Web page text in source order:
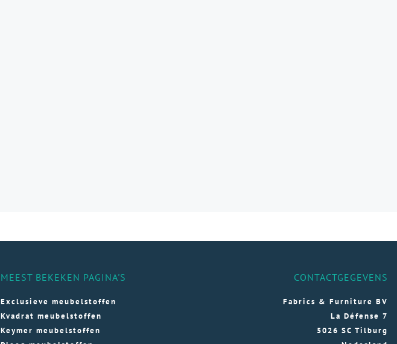
MEEST BEKEKEN PAGINA'S
Exclusieve meubelstoffen
Kvadrat meubelstoffen
Keymer meubelstoffen
CONTACTGEGEVENS
Fabrics & Furniture BV
La Défense 7
5026 SC Tilburg